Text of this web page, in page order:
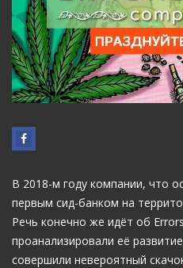
В 2018-м году компании, что
первым сид-банком на
Речь конечно же идёт об
проанализировали её
совершили невероятный